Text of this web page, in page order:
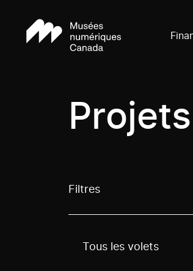
Filtres
Use these options to
Tous les volets